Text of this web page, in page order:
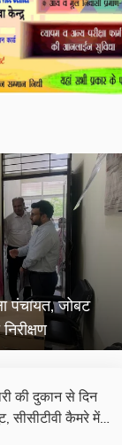
पंचायत, जोबट
की दुकान से दिन
सीसीटीवी कैमरे में